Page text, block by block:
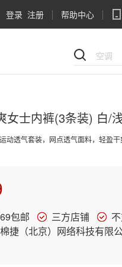
登录 注册 帮助中心
女士内裤(3条装) 白/
运动透气套装，网点透气面料，轻盈
包邮 三方店铺
捷（北京）网络科技有限